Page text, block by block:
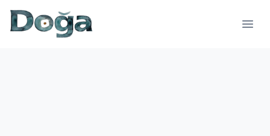
İçeriğe geç